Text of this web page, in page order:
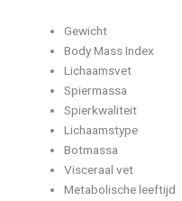
Gewicht
Body Mass Index
Lichaamsvet
Spiermassa
Spierkwaliteit
Lichaamstype
Botmassa
Visceraal vet
Metabolische leeftijd